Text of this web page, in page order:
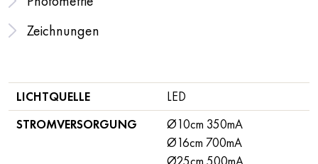
Zeichnungen
LICHTQUELLE
LED
STROMVERSORGUNG
Ø10cm 350mA
Ø16cm 700mA